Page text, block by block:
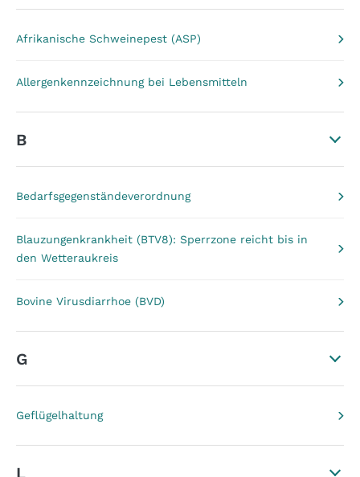
Afrikanische Schweinepest (ASP)
Allergenkennzeichnung bei Lebensmitteln
B
Bedarfsgegenständeverordnung
Blauzungenkrankheit (BTV8): Sperrzone reicht bis in
den Wetteraukreis
Bovine Virusdiarrhoe (BVD)
G
Geflügelhaltung
L